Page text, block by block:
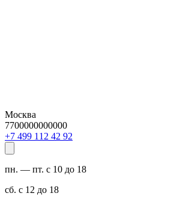
Москва
7700000000000
29 24 211 994 7+
пн. — пт. с 10 до 18
сб. с 12 до 18